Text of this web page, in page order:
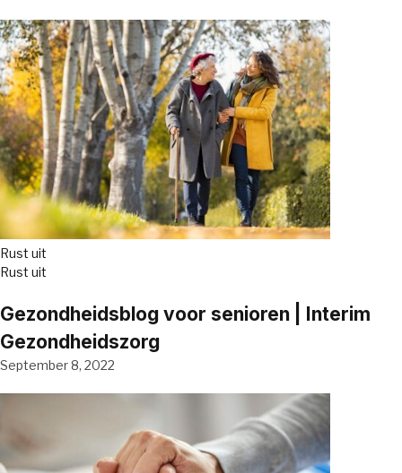
Rust uit
Rust uit
Gezondheidsblog voor senioren | Interim
Gezondheidszorg
September 8, 2022